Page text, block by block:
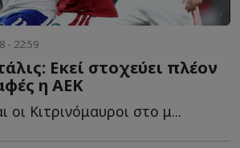
- 22:59
Εκεί στοχεύει πλέον
η ΑΕΚ
οι Κιτρινόμαυροι στο μ...